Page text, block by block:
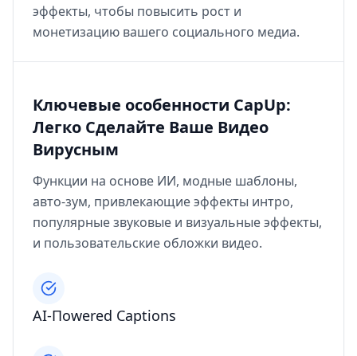
эффекты, чтобы повысить рост и
монетизацию вашего социального медиа.
Ключевые особенности CapUp:
Легко Сделайте Ваше Видео
Вирусным
Функции на основе ИИ, модные шаблоны,
авто-зум, привлекающие эффекты интро,
популярные звуковые и визуальные эффекты,
и пользовательские обложки видео.
AI-Пowered Captions